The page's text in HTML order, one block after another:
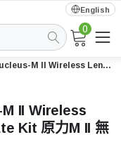
English
0
Tilta 鐵頭 WLC-T06 Nucleus-M II Wireless Lens Control System Ultimate Kit 原力M II 無線鏡頭控制跟焦組
II Wireless
Kit 原力M II 無